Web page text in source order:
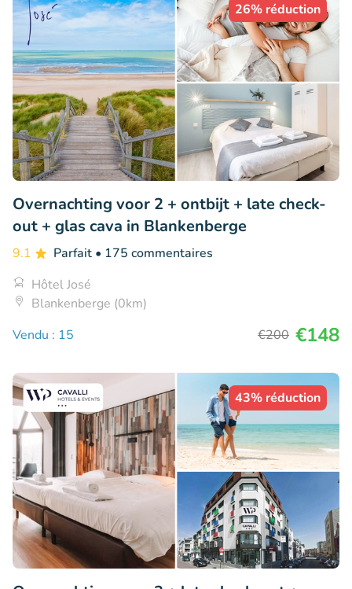
26% réduction
Overnachting voor 2 + ontbijt + late check-
out + glas cava in Blankenberge
9.1 Parfait • 175 commentaires
Hôtel José
Blankenberge (0km)
Vendu : 15
€200 €148
43% réduction